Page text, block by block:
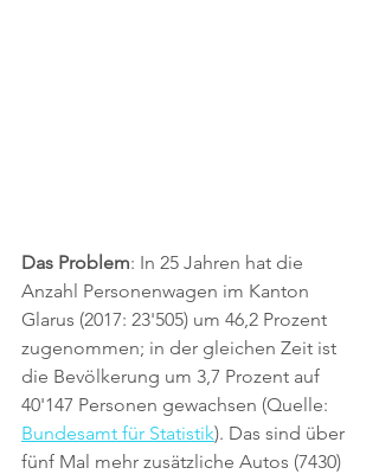
Das Problem: In 25 Jahren hat die
Anzahl Personenwagen im Kanton
Glarus (2017: 23'505) um 46,2 Prozent
zugenommen; in der gleichen Zeit ist
die Bevölkerung um 3,7 Prozent auf
40'147 Personen gewachsen (Quelle:
Bundesamt für Statistik). Das sind über
fünf Mal mehr zusätzliche Autos (7430)